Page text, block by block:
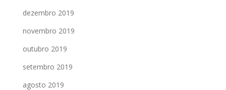
dezembro 2019
novembro 2019
outubro 2019
setembro 2019
agosto 2019